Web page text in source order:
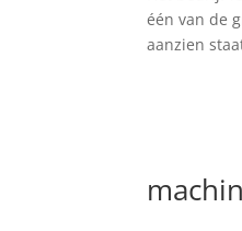
één van de
aanzien